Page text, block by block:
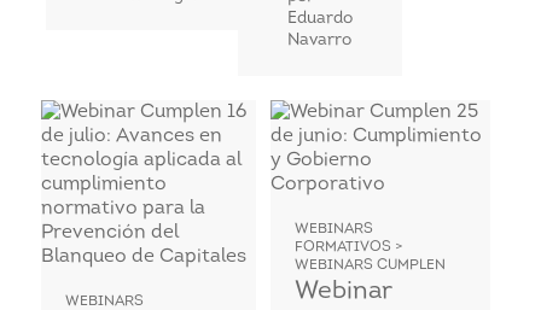
Eduardo
Navarro
WEBINARS
WEBINARS
FORMATIVOS >
WEBINARS CUMPLEN
Webinar